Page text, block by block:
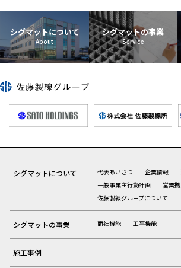
シグマットについて シグマットの事業
シグマットについて 代表あいさつ 企業情報
一般事業主行動計画
営業
佐藤製線グループについて
シグマットの事業 商社機能 工事機能
施工事例